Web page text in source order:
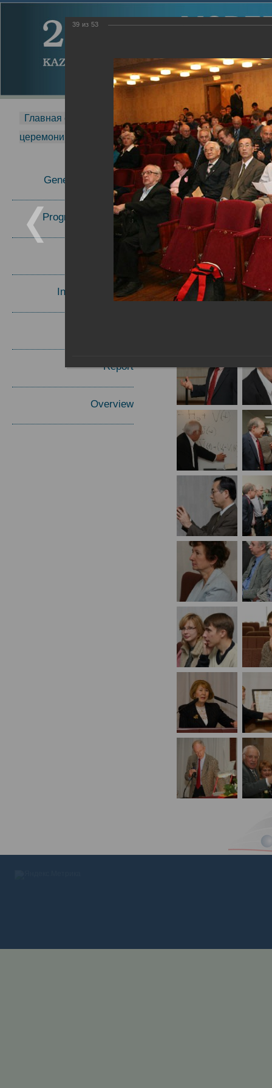
Главная страница 2014 - Международная
церемонии вручения премии Zavoisky Award - 2006 г.
General Information
Program Committee
Invited Speakers
Report
Overview
Report
2006 г.
39 из 53